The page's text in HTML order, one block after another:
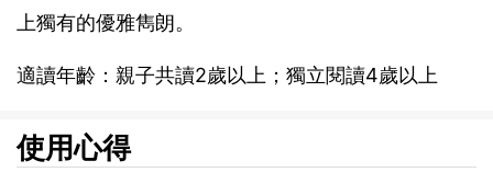
上獨有的優雅雋朗。
適讀年齡：親子共讀2歲以上；獨立閱讀4歲以上
使用心得